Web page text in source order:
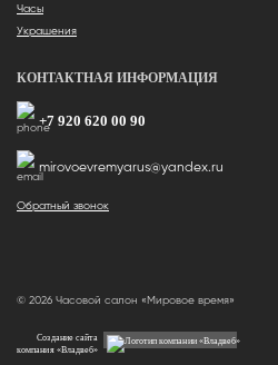
Часы
Украшения
КОНТАКТНАЯ ИНФОРМАЦИЯ
+7 920 620 00 90
mirovoevremyarus@yandex.ru
Обратный звонок
© 2026 Часовой салон «Мировое время»
Создание сайта
компания «Владвеб»